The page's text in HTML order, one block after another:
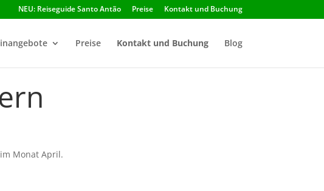
NEU: Reiseguide Santo Antão Preise Kontakt und Buchung
Preise Kontakt und Buchung Blog
Monat April.